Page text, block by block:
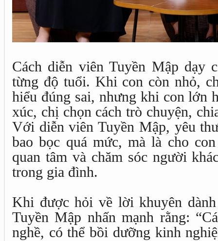
Cách diễn viên Tuyền Mập dạy
từng độ tuổi. Khi con còn nhỏ,
hiểu đúng sai, nhưng khi con lớn
xúc, chị chọn cách trò chuyện,
Với diễn viên Tuyền Mập, yêu
bao bọc quá mức, mà là cho
quan tâm và chăm sóc người
trong gia đình.
Khi được hỏi về lời khuyên
Tuyền Mập nhấn mạnh rằng:
nghề, có thể bồi dưỡng kinh